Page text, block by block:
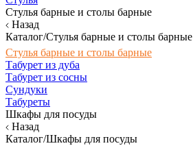
Стулья барные и столы барные
Назад
Каталог/Стулья барные и столы барные
Стулья барные и столы барные
Табурет из дуба
Табурет из сосны
Сундуки
Табуреты
Шкафы для посуды
Назад
Каталог/Шкафы для посуды